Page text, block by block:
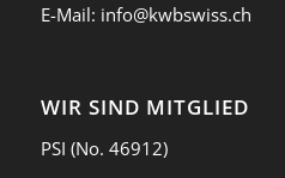
E-Mail: info@kwbswiss.ch
WIR SIND MITGLIED
PSI (No. 46912)